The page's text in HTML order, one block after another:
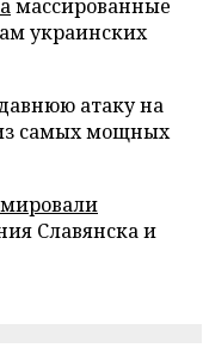
массированные
украинских
атаку на
самых мощных
Славянска и